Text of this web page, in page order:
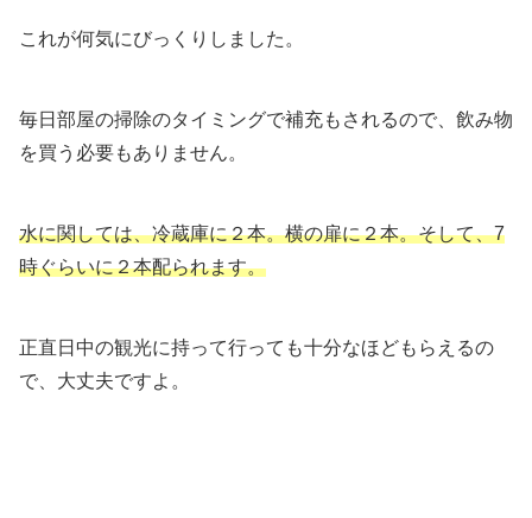
これが何気にびっくりしました。
毎日部屋の掃除のタイミングで補充もされるので、飲み物
を買う必要もありません。
水に関しては、冷蔵庫に２本。横の扉に２本。そして、7
時ぐらいに２本配られます。
正直日中の観光に持って行っても十分なほどもらえるの
で、大丈夫ですよ。